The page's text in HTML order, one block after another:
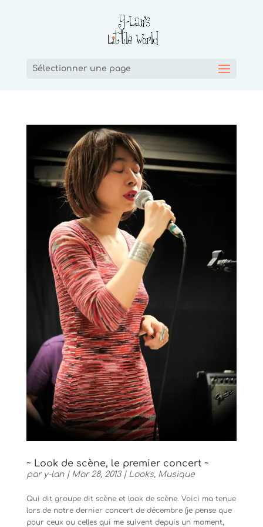
Sélectionner une page
~ Look de scène, le premier concert ~
par y-lan| Mar 28, 2013| Looks, Musique
Qui dit groupe dit scène et look de scène. Voici ma tenue
lors de notre dernier concert de décembre (je pense que
pour ceux ou celles qui me suivent depuis un moment,